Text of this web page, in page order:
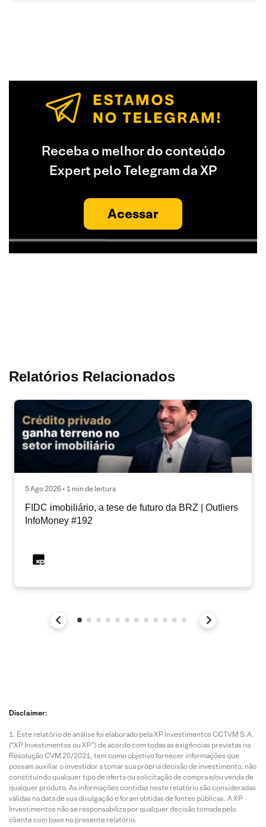
Receba o melhor do conteúdo
Expert pelo Telegram da XP
Acessar
Relatórios Relacionados
5 Ago 2026 • 1 min de leitura
FIDC imobiliário, a tese de futuro da BRZ | Outliers
InfoMoney #192
Disclaimer:
Este relatório de análise foi elaborado pela XP Investimentos CCTVM S.A.
(“XP Investimentos ou XP”) de acordo com todas as exigências previstas na
Resolução CVM 20/2021, tem como objetivo fornecer informações que
possam auxiliar o investidor a tomar sua própria decisão de investimento, não
constituindo qualquer tipo de oferta ou solicitação de compra e/ou venda de
qualquer produto. As informações contidas neste relatório são consideradas
válidas na data de sua divulgação e foram obtidas de fontes públicas. A XP
Investimentos não se responsabiliza por qualquer decisão tomada pelo
cliente com base no presente relatório.